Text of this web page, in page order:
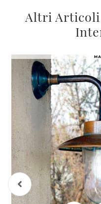
Altri Articoli